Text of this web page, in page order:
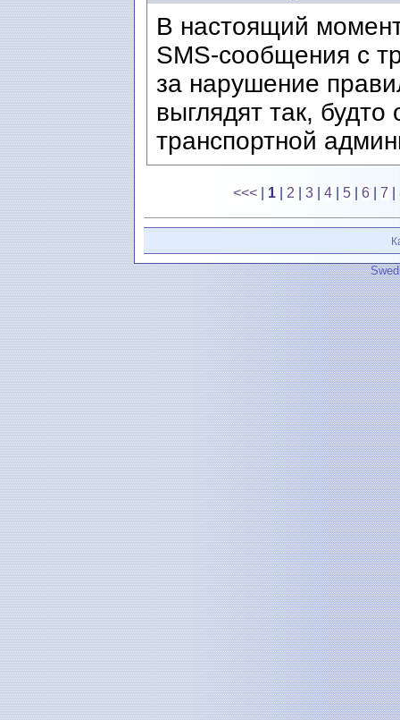
В настоящий
SMS-сообщения с
за нарушение
выглядят так,
транспортной
<<< 1 2 |3 |4 5 |6 |7 |